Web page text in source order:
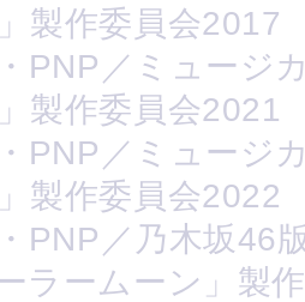
製作委員会2017
PNP／ミュージ
製作委員会2021
PNP／ミュージ
製作委員会2022
PNP／乃木坂46
ラームーン」製